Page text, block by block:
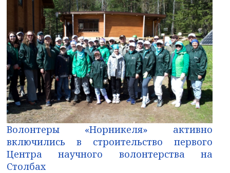
Волонтеры «Норникеля» активно
включились в строительство первого
Центра научного волонтерства на
Столбах